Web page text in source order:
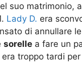
suo matrimonio,
Lady D. era
di annullare
sorelle a fare un
troppo tardi